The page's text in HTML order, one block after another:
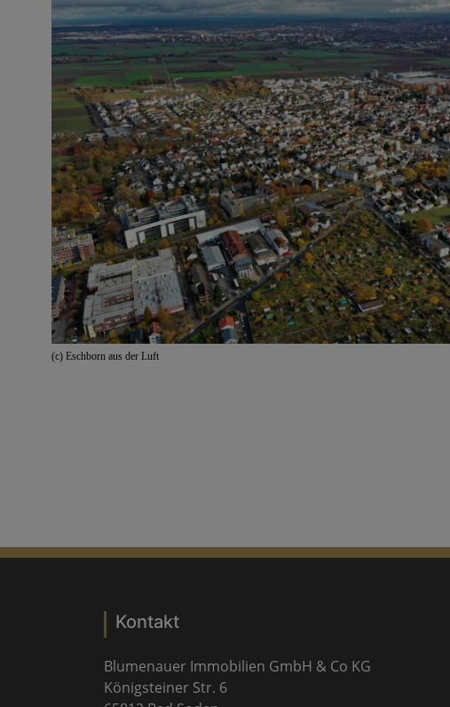
(c) Eschborn aus der Luft
Kontakt
Blumenauer Immobilien GmbH & Co KG
Königsteiner Str. 6